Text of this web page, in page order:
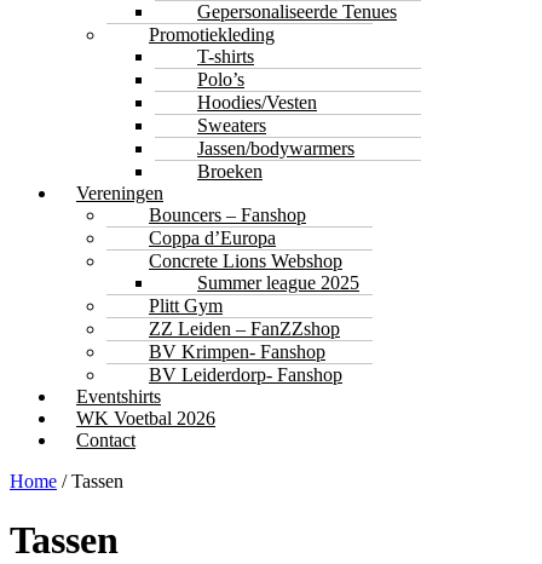
Gepersonaliseerde Tenues
Promotiekleding
T-shirts
Polo’s
Hoodies/Vesten
Sweaters
Jassen/bodywarmers
Broeken
Vereningen
Bouncers – Fanshop
Coppa d’Europa
Concrete Lions Webshop
Summer league 2025
Plitt Gym
ZZ Leiden – FanZZshop
BV Krimpen- Fanshop
BV Leiderdorp- Fanshop
Eventshirts
WK Voetbal 2026
Contact
Home / Tassen
Tassen